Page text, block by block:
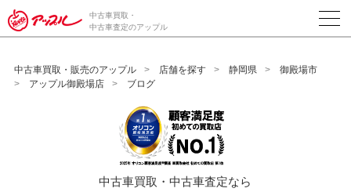
/*ABテスト_新規査定フォームの為のCVボタン*/
中古車買取・
中古車査定のアップル
中古車買取・販売のアップル 店舗を探す 静岡県
御殿場市
アップル御殿場店
ブログ
中古車買取・中古車査定なら